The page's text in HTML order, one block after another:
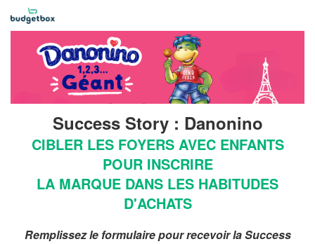
Success Story : Danonino
CIBLER LES FOYERS AVEC ENFANTS
POUR INSCRIRE
LA MARQUE DANS LES HABITUDES
D'ACHATS
Remplissez le formulaire pour recevoir la Success